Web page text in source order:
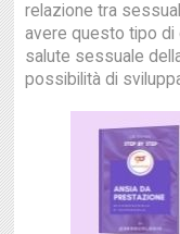
relazione tra
avere questo tipo
salute sessuale
possibilità di